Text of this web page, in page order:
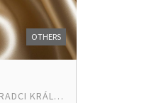
OTHERS
STUDIJNÍ A VĚDECKÁ KNIHOVNA V HRADCI KRÁLOVÉ